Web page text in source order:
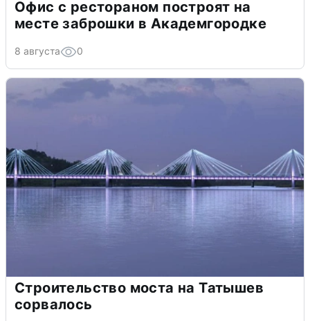
Офис с рестораном построят на
месте заброшки в Академгородке
8 августа 0
Строительство моста на Татышев
сорвалось